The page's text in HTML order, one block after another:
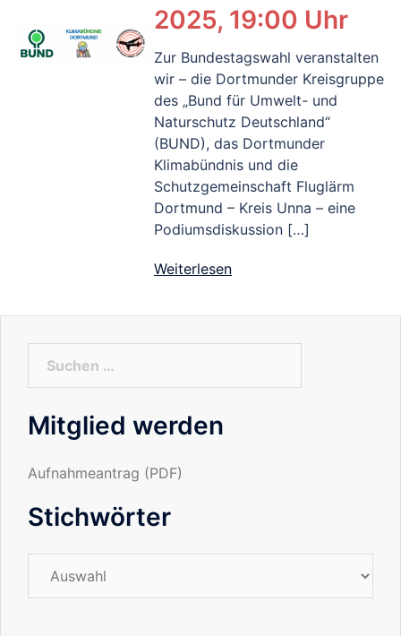
2025, 19:00 Uhr
Zur Bundestagswahl veranstalten
wir – die Dortmunder Kreisgruppe
des „Bund für Umwelt- und
Naturschutz Deutschland“
(BUND), das Dortmunder
Klimabündnis und die
Schutzgemeinschaft Fluglärm
Dortmund – Kreis Unna – eine
Podiumsdiskussion […]
Weiterlesen
nach:
Mitglied werden
Aufnahmeantrag (PDF)
Stichwörter